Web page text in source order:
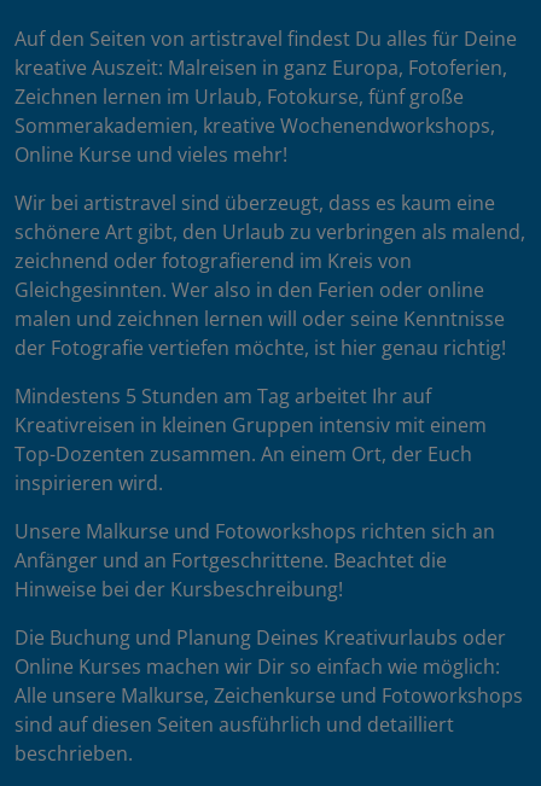
Auf den Seiten von artistravel findest Du alles für Deine
kreative Auszeit: Malreisen in ganz Europa, Fotoferien,
Zeichnen lernen im Urlaub, Fotokurse, fünf große
Sommerakademien, kreative Wochenendworkshops,
Online Kurse und vieles mehr!
Wir bei artistravel sind überzeugt, dass es kaum eine
schönere Art gibt, den Urlaub zu verbringen als malend,
zeichnend oder fotografierend im Kreis von
Gleichgesinnten. Wer also in den Ferien oder online
malen und zeichnen lernen will oder seine Kenntnisse
der Fotografie vertiefen möchte, ist hier genau richtig!
Mindestens 5 Stunden am Tag arbeitet Ihr auf
Kreativreisen in kleinen Gruppen intensiv mit einem
Top-Dozenten zusammen. An einem Ort, der Euch
inspirieren wird.
Unsere Malkurse und Fotoworkshops richten sich an
Anfänger und an Fortgeschrittene. Beachtet die
Hinweise bei der Kursbeschreibung!
Die Buchung und Planung Deines Kreativurlaubs oder
Online Kurses machen wir Dir so einfach wie möglich:
Alle unsere Malkurse, Zeichenkurse und Fotoworkshops
sind auf diesen Seiten ausführlich und detailliert
beschrieben.